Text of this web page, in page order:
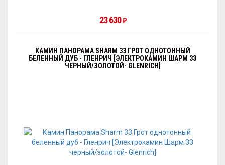
23 630₽
КАМИН ПАНОРАМА SHARM 33 ГРОТ ОДНОТОННЫЙ
БЕЛЕННЫЙ ДУБ - ГЛЕНРИЧ [ЭЛЕКТРОКАМИН ШАРМ 33
ЧЕРНЫЙ/ЗОЛОТОЙ- GLENRICH]